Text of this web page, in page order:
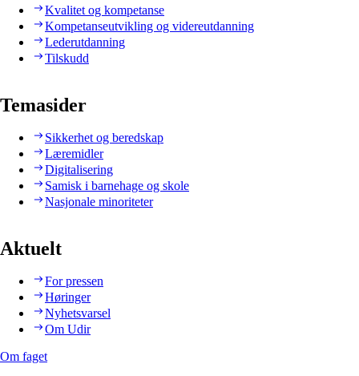
Kvalitet og kompetanse
Kompetanseutvikling og videreutdanning
Lederutdanning
Tilskudd
Temasider
Sikkerhet og beredskap
Læremidler
Digitalisering
Samisk i barnehage og skole
Nasjonale minoriteter
Aktuelt
For pressen
Høringer
Nyhetsvarsel
Om Udir
Om faget